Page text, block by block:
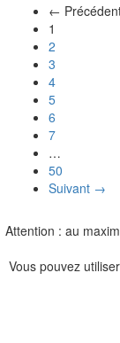
←
1
2
3
4
5
6
7
…
50
Suivant →
Attention : au
Vous pouvez